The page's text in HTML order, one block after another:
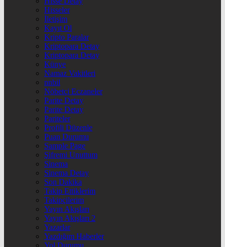
Hisseler
İletişim
Kayıt Ol
Kripto Paralar
Kriptopara Detay
Kriptopara Detay
Künye
Namaz Vakitleri
nnbil
Nöbetçi Eczaneler
Parite Detay
Parite Detay
Pariteler
Profili Düzenle
Puan Durumu
Sample Page
Şifremi Unuttum
Sinema
Sinema Detay
Son Dakika
Takip Ettiklerim
Takipçilerim
Yayın Akışları
Yayın Akışları 2
Yazarlar
Yazdığım Haberler